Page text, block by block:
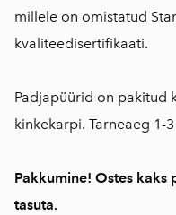
millele on omistatud
kvaliteedisertifikaati.
Padjapüürid on pakitud
kinkekarpi. Tarneaeg 1-
Pakkumine! Ostes
tasuta.